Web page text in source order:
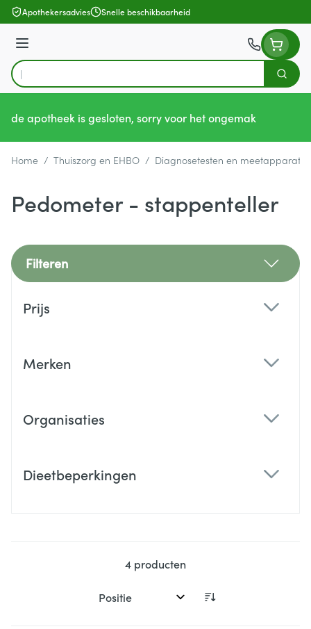
Ga naar de inhoud
Apothekersadvies Snelle beschikbaarheid
Menu
Product, merk, categorie...
Zoek
de apotheek is gesloten, sorry voor het ongemak
Home / Thuiszorg en EHBO / Diagnosetesten en
Pedometer - stappenteller
Filteren
Prijs
Merken
Organisaties
Dieetbeperkingen
4 producten
Sorteer op: